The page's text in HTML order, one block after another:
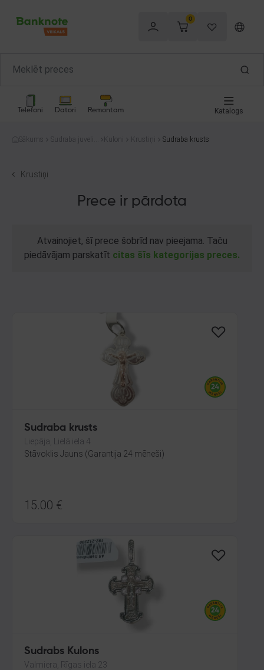
0
Telefoni Datori Remontam Katalogs
Sākums
Sudraba juvelier
Kuloni Krustiņi Sudraba krusts
Krustiņi
Prece ir pārdota
Atvainojiet, šī prece šobrīd nav pieejama. Taču
piedāvājam parskatīt citas šīs kategorijas preces.
Sudraba krusts
Liepāja, Lielā iela 4
Stāvoklis Jauns (Garantija 24 mēneši)
15.00 €
Sudrabs Kulons
Valmiera, Rīgas iela 23